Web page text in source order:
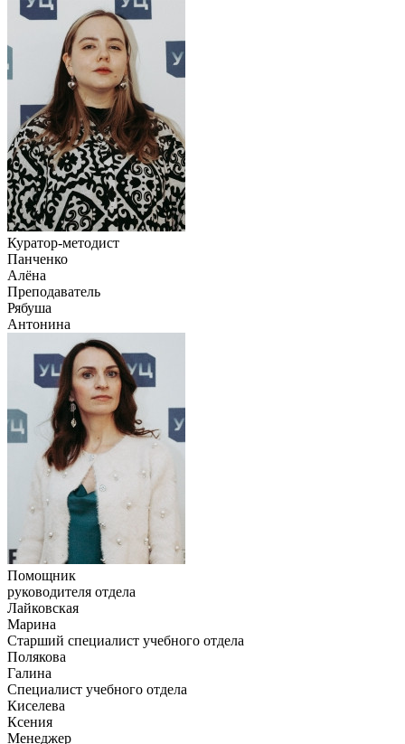
Куратор-методист
Панченко
Алёна
Преподаватель
Рябуша
Антонина
Помощник
руководителя отдела
Лайковская
Марина
Старший специалист учебного отдела
Полякова
Галина
Специалист учебного отдела
Киселева
Ксения
Менеджер